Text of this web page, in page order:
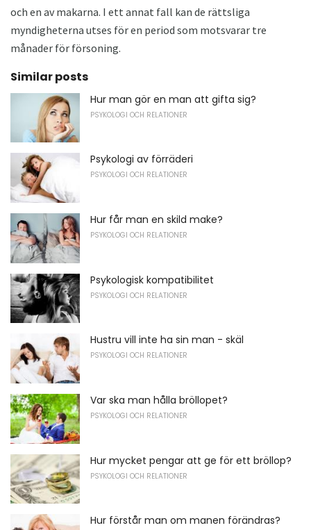
och en av makarna. I ett annat fall kan de rättsliga
myndigheterna utses för en period som motsvarar tre
månader för försoning.
Similar posts
Hur man gör en man att gifta sig?
PSYKOLOGI OCH RELATIONER
Psykologi av förräderi
PSYKOLOGI OCH RELATIONER
Hur får man en skild make?
PSYKOLOGI OCH RELATIONER
Psykologisk kompatibilitet
PSYKOLOGI OCH RELATIONER
Hustru vill inte ha sin man - skäl
PSYKOLOGI OCH RELATIONER
Var ska man hålla bröllopet?
PSYKOLOGI OCH RELATIONER
Hur mycket pengar att ge för ett bröllop?
PSYKOLOGI OCH RELATIONER
Hur förstår man om manen förändras?